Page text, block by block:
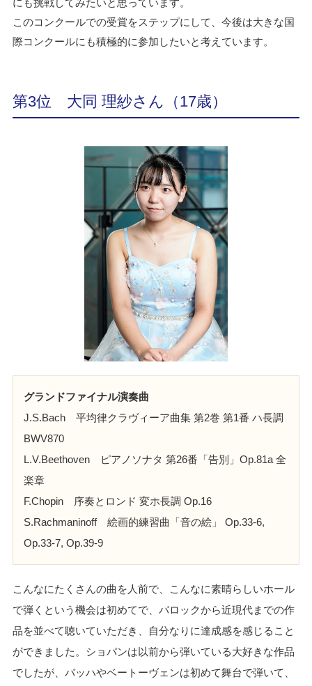
にも挑戦してみたいと思っています。
このコンクールでの受賞をステップにして、今後は大きな国
際コンクールにも積極的に参加したいと考えています。
第3位 大同 理紗さん（17歳）
グランドファイナル演奏曲
J.S.Bach 平均律クラヴィーア曲集 第2巻 第1番 ハ長調
BWV870
L.V.Beethoven ピアノソナタ 第26番「告別」Op.81a 全
楽章
F.Chopin 序奏とロンド 変ホ長調 Op.16
S.Rachmaninoff 絵画的練習曲「音の絵」 Op.33-6,
Op.33-7, Op.39-9
こんなにたくさんの曲を人前で、こんなに素晴らしいホール
で弾くという機会は初めてで、バロックから近現代までの作
品を並べて聴いていただき、自分なりに達成感を感じること
ができました。ショパンは以前から弾いている大好きな作品
でしたが、バッハやベートーヴェンは初めて舞台で弾いて、